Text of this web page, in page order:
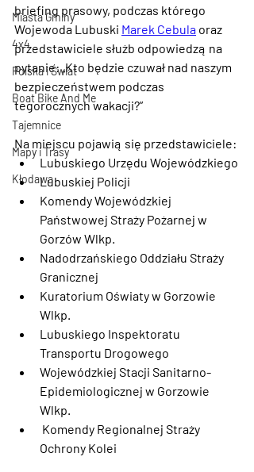
Miasta Gminy
4x4
Polska i Świat
Boat Bike And Me
Tajemnice
Mapy i Trasy
Kłodawa
briefing prasowy, podczas którego
Wojewoda Lubuski Marek Cebula oraz
przedstawiciele służb odpowiedzą na
pytanie: „Kto będzie czuwał nad naszym
bezpieczeństwem podczas
tegorocznych wakacji?”
Na miejscu pojawią się przedstawiciele:
Lubuskiego Urzędu Wojewódzkiego
Lubuskiej Policji
Komendy Wojewódzkiej
Państwowej Straży Pożarnej w
Gorzów Wlkp.
Nadodrzańskiego Oddziału Straży
Granicznej
Kuratorium Oświaty w Gorzowie
Wlkp.
Lubuskiego Inspektoratu
Transportu Drogowego
Wojewódzkiej Stacji Sanitarno-
Epidemiologicznej w Gorzowie
Wlkp.
Komendy Regionalnej Straży
Ochrony Kolei